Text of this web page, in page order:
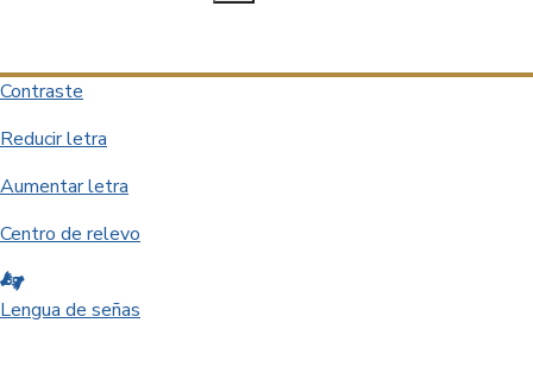
Contraste
Reducir letra
Aumentar letra
Centro de relevo
Lengua de señas